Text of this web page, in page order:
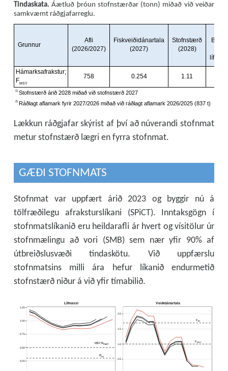
Tindaskata. Áætluð þróun stofnstærðar (tonn) miðað við veiðar
samkvæmt ráðgjafarreglu.
Lækkun ráðgjafar skýrist af því að núverandi stofnmat
metur stofnstærð lægri en fyrra stofnmat.
GÆÐI STOFNMATS
Stofnmat var uppfært árið 2023 og byggir nú á
tölfræðilegu afraksturslíkani (SPiCT). Inntaksgögn í
stofnmatslíkanið eru heildarafli ár hvert og vísitölur úr
stofnmælingu að vori (SMB) sem nær yfir 90% af
útbreiðslusvæði tindaskötu. Við uppfærslu
stofnmatsins milli ára hefur líkanið endurmetið
stofnstærð niður á við yfir tímabilið.
MSYBtrigger
Blim
FMSY
Flim
Lífmassi Veiðidánartala
0.5
1.0
1.5
2.0
0.25
0.50
0.75
1.00
1.25